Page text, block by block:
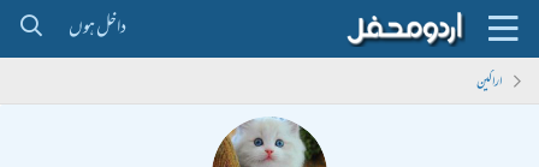
داخل ہوں
اراکین